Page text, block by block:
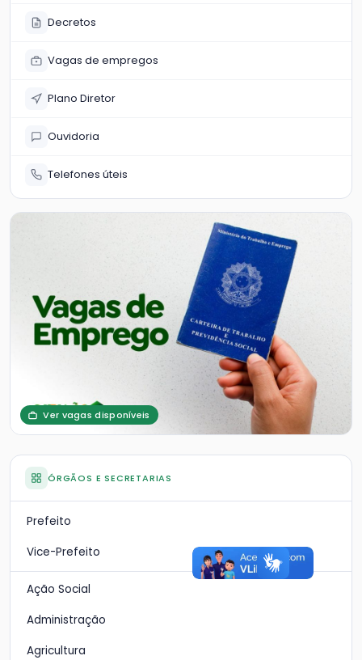
Decretos
Vagas de empregos
Plano Diretor
Ouvidoria
Telefones úteis
Ver vagas disponíveis
ÓRGÃOS E SECRETARIAS
Prefeito
Vice-Prefeito
Ação Social
Administração
Agricultura